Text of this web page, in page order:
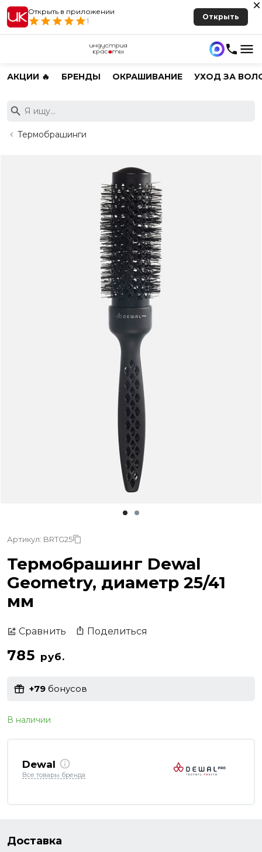
Открыть в приложении
1
Открыть
АКЦИИ 🔥 БРЕНДЫ ОКРАШИВАНИЕ УХОД ЗА
Термобрашинги
Артикул: BRTG25
Термобрашинг Dewal
Geometry, диаметр 25/41
мм
Сравнить Поделиться
785 руб.
+79 бонусов
В наличии
Dewal
Все товары бренда
Доставка